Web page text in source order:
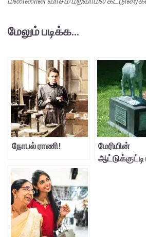
மேலும் படிக்க...
நோபல் ராணி!
மேரியின்